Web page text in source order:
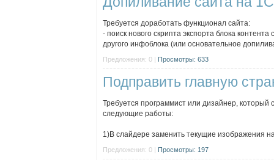
Требуется доработать функционал сайта:
- поиск нового скрипта экспорта блока
другого инфоблока (или основательное
Предложения: 0 | Просмотры: 633
Подправить главную
Требуется программист или дизайнер, который
следующие работы:
1)В слайдере заменить текущие изображения
Предложения: 0 | Просмотры: 197